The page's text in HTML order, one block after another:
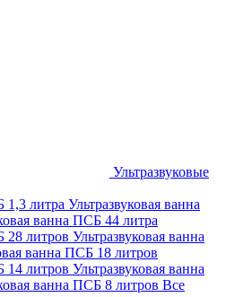
Ультразвуковые
1,3 литра Ультразвуковая ванна
ванна ПСБ 44 литра
28 литров Ультразвуковая ванна
ванна ПСБ 18 литров
14 литров Ультразвуковая ванна
ванна ПСБ 8 литров Все